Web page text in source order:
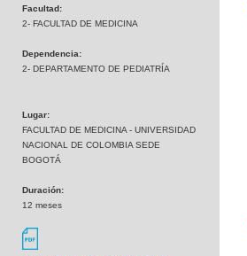
Facultad:
2- FACULTAD DE MEDICINA
Dependencia:
2- DEPARTAMENTO DE PEDIATRÍA
Lugar:
FACULTAD DE MEDICINA - UNIVERSIDAD
NACIONAL DE COLOMBIA SEDE
BOGOTÁ
Duración:
12 meses